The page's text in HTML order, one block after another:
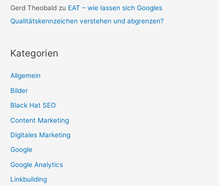
Gerd Theobald zu EAT – wie lassen sich Googles
Qualitätskennzeichen verstehen und abgrenzen?
Kategorien
Allgemein
Bilder
Black Hat SEO
Content Marketing
Digitales Marketing
Google
Google Analytics
Linkbuilding